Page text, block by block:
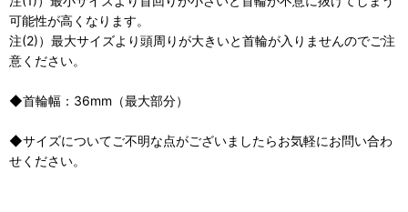
可能性が高くなります。
注(2)）最大サイズより頭周りが大きいと首輪が入りませんのでご注
意ください。
◆首輪幅：36mm（最大部分）
◆サイズについてご不明な点がございましたらお気軽にお問い合わ
せください。